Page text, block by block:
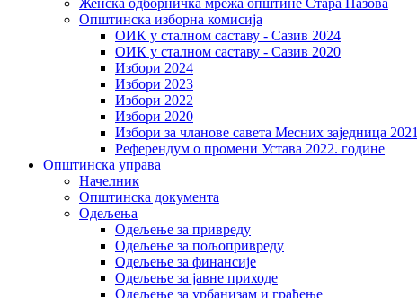
Општинска изборна комисија
ОИК у сталном саставу - Сазив 2024
ОИК у сталном саставу - Сазив 2020
Избори 2024
Избори 2023
Избори 2022
Избори 2020
Избори за чланове савета Месних заједница 2021
Референдум о промени Устава 2022. године
Општинска управа
Начелник
Општинска документа
Одељења
Одељење за привреду
Одељење за пољопривреду
Одељење за финансије
Одељење за јавне приходе
Одељење за урбанизам и грађење